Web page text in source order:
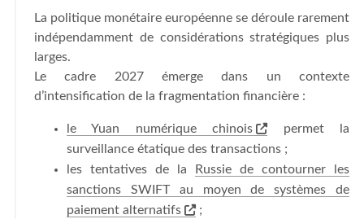
La politique monétaire européenne se déroule rarement
indépendamment de considérations stratégiques plus
larges.
Le cadre 2027 émerge dans un contexte
d’intensification de la fragmentation financière :
le Yuan numérique chinois
permet la
surveillance étatique des transactions ;
les tentatives de la
Russie de contourner les
sanctions SWIFT au moyen de systèmes de
paiement alternatifs
;